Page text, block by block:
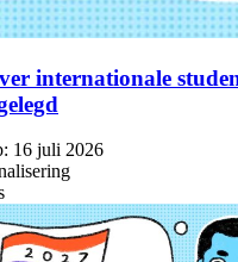
internationale
16 juli 2026